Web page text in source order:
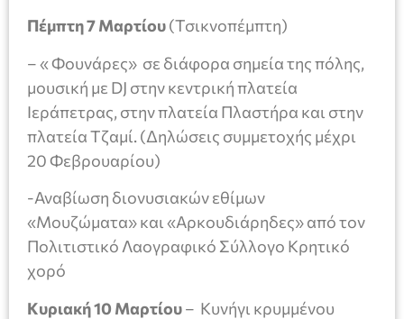
Πέμπτη 7 Μαρτίου(Τσικνοπέμπτη)
– « Φουνάρες» σε διάφορα σημεία της πόλης,
μουσική με DJ στην κεντρική πλατεία
Ιεράπετρας, στην πλατεία Πλαστήρα και στην
πλατεία Τζαμί. (Δηλώσεις συμμετοχής μέχρι
20 Φεβρουαρίου)
-Αναβίωση διονυσιακών εθίμων
«Μουζώματα» και «Αρκουδιάρηδες» από τον
Πολιτιστικό Λαογραφικό Σύλλογο Κρητικό
χορό
Κυριακή 10 Μαρτίου– Κυνήγι κρυμμένου